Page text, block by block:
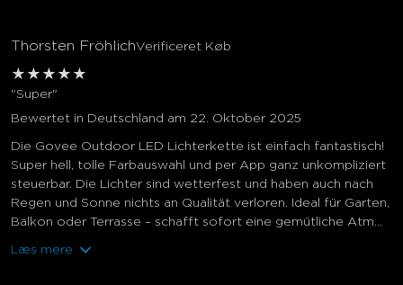
Thorsten FröhlichVerificeret Køb
★ ★ ★ ★ ★
"Super"
Bewertet in Deutschland am 22. Oktober 2025
Die Govee Outdoor LED Lichterkette ist einfach fantastisch!
Super hell, tolle Farbauswahl und per App ganz unkompliziert
steuerbar. Die Lichter sind wetterfest und haben auch nach
Regen und Sonne nichts an Qualität verloren. Ideal für Garten,
Balkon oder Terrasse – schafft sofort eine gemütliche Atm...
Læs mere